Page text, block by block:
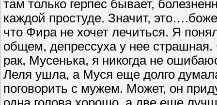
там только герпес бывает,
каждой простуде. Значит,
что Фира не хочет лечиться. Я
общем, депрессуха у нее
рак, Мусенька, я никогда не
Леля ушла, а Муся еще долго
поговорить с мужем. Может, он